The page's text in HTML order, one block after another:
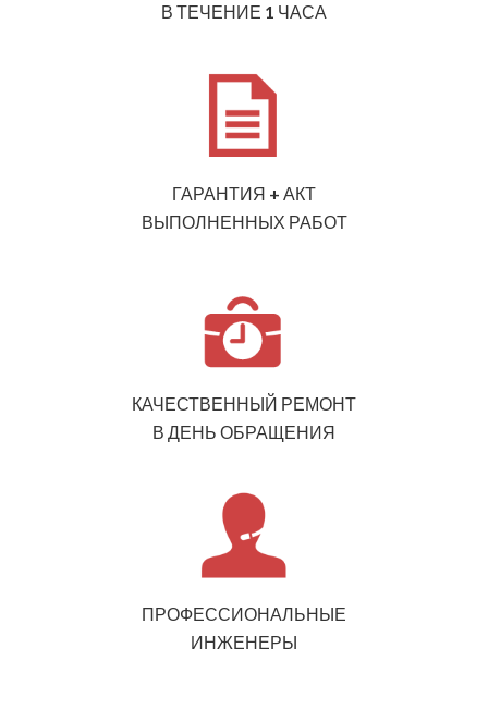
В ТЕЧЕНИЕ 1 ЧАСА
ГАРАНТИЯ + АКТ
ВЫПОЛНЕННЫХ РАБОТ
КАЧЕСТВЕННЫЙ РЕМОНТ
В ДЕНЬ ОБРАЩЕНИЯ
ПРОФЕССИОНАЛЬНЫЕ
ИНЖЕНЕРЫ